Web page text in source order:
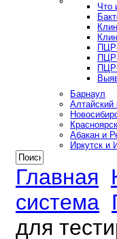
Что
Барнаул
Алтайский
Красноярск
Абакан и
Иркутск и
Главная
система
для